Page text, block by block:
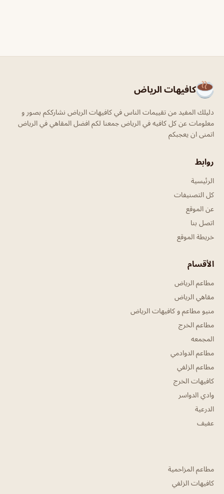
كافيهات الرياض
دليلك المفيد من تقييمات الناس في كافيهات الرياض نشارككم بصور و
معلومات عن كل كافيه في الرياض جمعنا لكم افضل المقاهي في الرياض
اتمنى ان يعجبكم
روابط
الرئيسية
كل التصنيفات
عن الموقع
اتصل بنا
خريطة الموقع
الأقسام
مطاعم الرياض
مقاهي الرياض
منيو مطاعم و كافيهات الرياض
مطاعم الخرج
المجمعه
مطاعم الدوادمي
مطاعم الزلفي
كافيهات الخرج
وادي الدواسر
الدرعية
عفيف
مطاعم المزاحمية
كافيهات الزلفي